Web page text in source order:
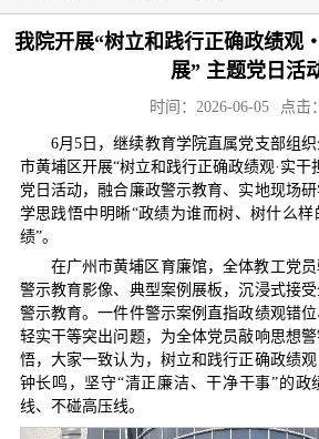
我院开展“树立和践行正确政绩观
展” 主题党日活
时间：2026-06-05 点击
6月5日，继续教育学院直属党支部组
市黄埔区开展“树立和践行正确政绩观·实干
党日活动，融合廉政警示教育、实地现场
学思践悟中明晰“政绩为谁而树、树什么
绩”。
在广州市黄埔区育廉馆，全体教工党员
警示教育影像、典型案例展板，沉浸式接
警示教育。一件件警示案例直指政绩观错
轻实干等突出问题，为全体党员敲响思想
悟，大家一致认为，树立和践行正确政绩
钟长鸣，坚守“清正廉洁、干净干事”的政
线、不碰高压线。